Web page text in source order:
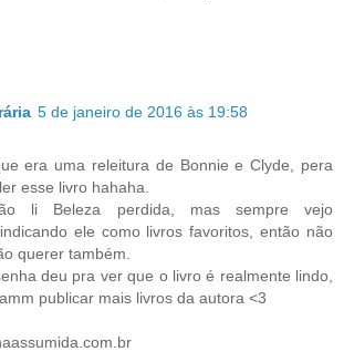
5 de janeiro de 2016 às 19:58
era uma releitura de Bonnie e Clyde, pera
esse livro hahaha.
li Beleza perdida, mas sempre vejo
ele como livros favoritos, então não
querer também.
deu pra ver que o livro é realmente lindo,
publicar mais livros da autora <3